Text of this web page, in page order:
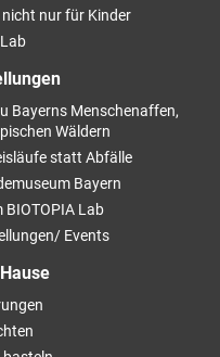
nur für Kinder
Bayerns Menschenaffen,
Wäldern
statt Abfälle
Bayern
BIOTOPIA Lab
Events